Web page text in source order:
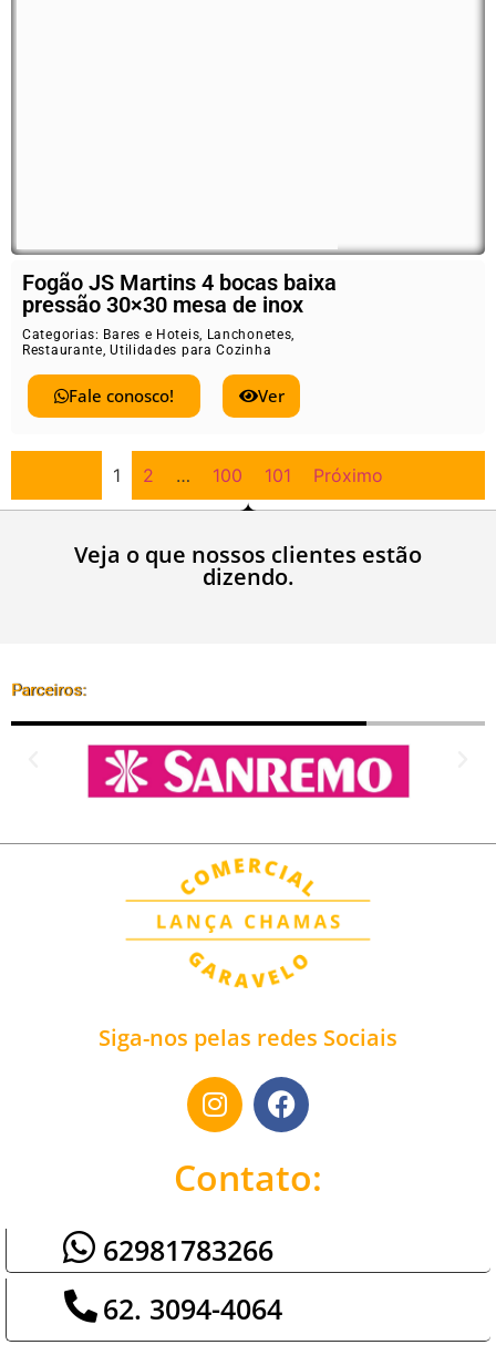
Fogão JS Martins 4 bocas baixa
pressão 30×30 mesa de inox
Categorias: Bares e Hoteis, Lanchonetes,
Restaurante,Utilidades para Cozinha
Fale conosco! Ver
1 2 … 100 101 Próximo
Veja o que nossos clientes estão
dizendo.
Parceiros:
Siga-nos pelas redes Sociais
Contato:
62981783266
62. 3094-4064